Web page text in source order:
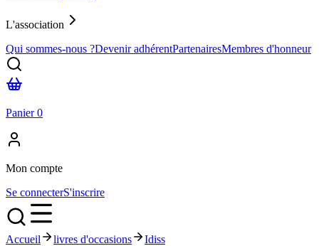
L'association
Qui sommes-nous ?Devenir adhérentPartenairesMembres d'honneur
Panier0
Mon compte
Se connecterS'inscrire
Accueil livres d'occasions Idiss